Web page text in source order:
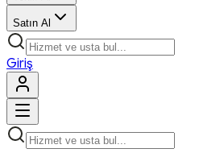
Satın Al
Giriş